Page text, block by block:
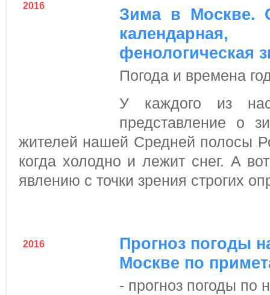
2016
Зима в Москве.
календарная,
фенологическая
Погода и времена
У каждого из
представление о
жителей нашей Средней полосы
когда холодно и лежит снег. А
явлению с точки зрения строгих
2016
Прогноз погоды
Москве по
- прогноз погоды по